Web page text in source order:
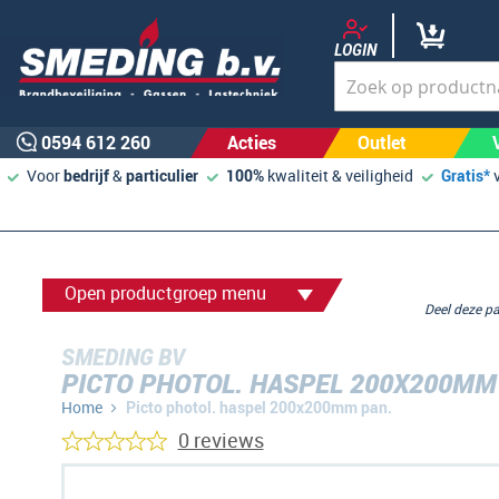
LOGIN
0594 612 260 Acties Outlet
Voorbedrijf&particulier 100% kwaliteit & veiligheid Gratis*
Open productgroep menu
SMEDING BV
PICTO PHOTOL. HASPEL
Home Picto photol. haspel 200x200mm pan.
Deel deze
0 reviews
Ga